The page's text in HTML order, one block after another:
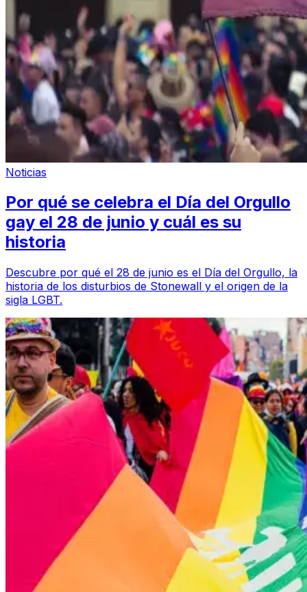
Noticias
Por qué se celebra el Día del Orgullo
gay el 28 de junio y cuál es su
historia
Descubre por qué el 28 de junio es el Día del Orgullo, la
historia de los disturbios de Stonewall y el origen de la
sigla LGBT.